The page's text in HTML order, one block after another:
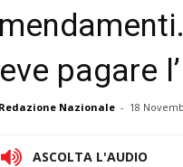
pagare
Redazione Nazionale - 18
ASCOLTA L'AUDIO